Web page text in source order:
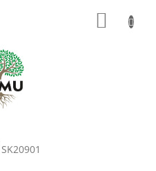
SK20901